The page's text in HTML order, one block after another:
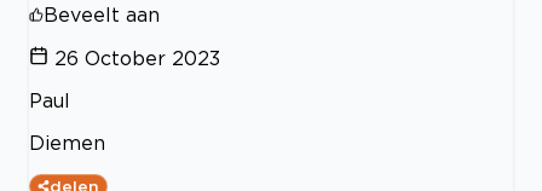
Beveelt aan
26 October 2023
Paul
Diemen
delen